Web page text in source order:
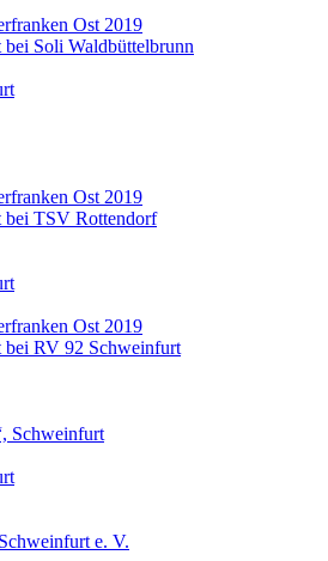
Ost 2019
Soli Waldbüttelbrunn
Ost 2019
bei TSV Rottendorf
Ost 2019
bei RV 92 Schweinfurt
Schweinfurt
e. V.